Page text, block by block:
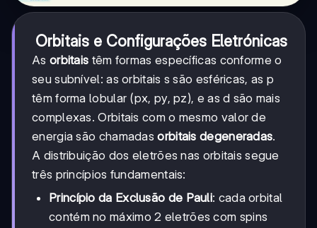
Orbitais e Configurações Eletrónicas
As orbitais têm formas específicas conforme o
seu subnível: as orbitais s são esféricas, as p
têm forma lobular (px, py, pz), e as d são mais
complexas. Orbitais com o mesmo valor de
energia são chamadasorbitais degeneradas.
A distribuição dos eletrões nas orbitais segue
três princípios fundamentais:
Princípio da Exclusão de Pauli: cada orbital
contém no máximo 2 eletrões com spins